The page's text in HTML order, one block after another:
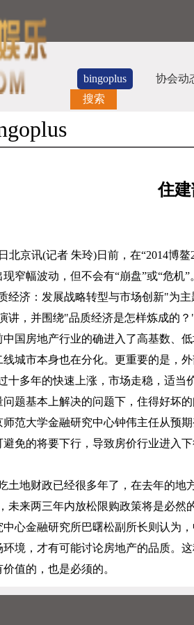
bingoplus
协会动
搜索
住
北京讯(记者 朱玲)日前，在“2014博
窄幅波动，但不会有“崩盘”或“危机”
经济：发展战略转型与市场创新"为
讲，并围绕"品质经济是怎样炼成的
国房地产行业的确进入了高基数、
城市本身也在分化。更重要的是，
十多年的快速上涨，市场走稳，适
题基本上解决的问题下，住得好坏
范大学金融研究中心钟伟主任从预
避免的将要下行，导致房价行业进入
土地财政已经很多年了，在去年的
未来两三年内放松限购政策将是必
中心金融研究所巴曙松副所长则认为
境，才有可能讨论房地产的品质。
值的，也是必须的。